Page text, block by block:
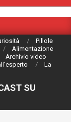
Pillole
Alimentazione
Archivio video
La
SU